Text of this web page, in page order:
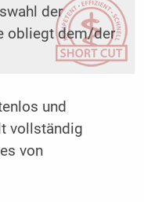
der
obliegt dem/der
und
vollständig
von